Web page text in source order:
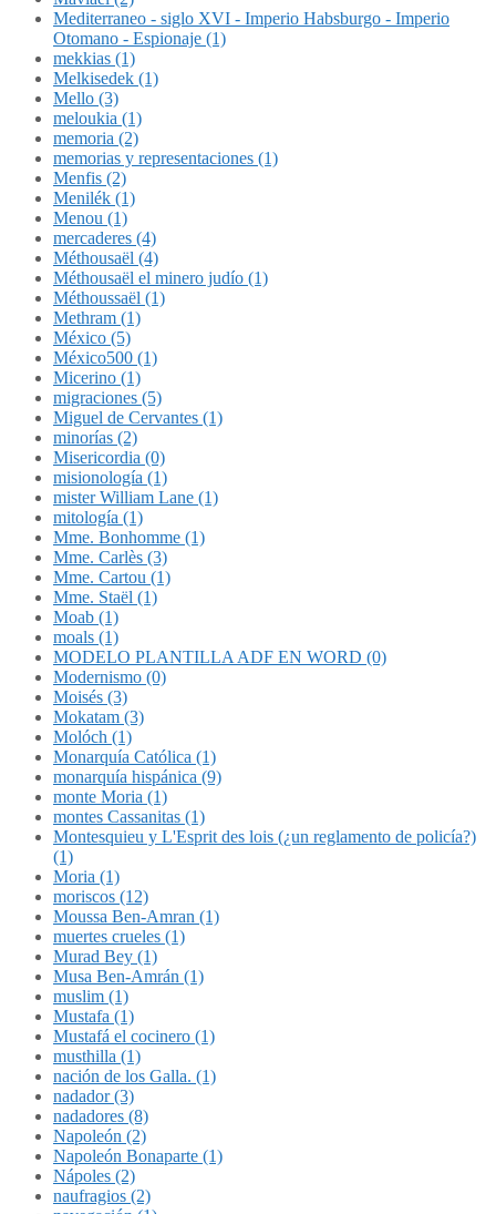
Mediterraneo - siglo XVI - Imperio Habsburgo - Imperio
Otomano - Espionaje (1)
mekkias (1)
Melkisedek (1)
Mello (3)
meloukia (1)
memoria (2)
memorias y representaciones (1)
Menfis (2)
Menilék (1)
Menou (1)
mercaderes (4)
Méthousaël (4)
Méthousaël el minero judío (1)
Méthoussaël (1)
Methram (1)
México (5)
México500 (1)
Micerino (1)
migraciones (5)
Miguel de Cervantes (1)
minorías (2)
Misericordia (0)
misionología (1)
mister William Lane (1)
mitología (1)
Mme. Bonhomme (1)
Mme. Carlès (3)
Mme. Cartou (1)
Mme. Staël (1)
Moab (1)
moals (1)
MODELO PLANTILLA ADF EN WORD (0)
Modernismo (0)
Moisés (3)
Mokatam (3)
Molóch (1)
Monarquía Católica (1)
monarquía hispánica (9)
monte Moria (1)
montes Cassanitas (1)
Montesquieu y L'Esprit des lois (¿un reglamento de policía?)
(1)
Moria (1)
moriscos (12)
Moussa Ben-Amran (1)
muertes crueles (1)
Murad Bey (1)
Musa Ben-Amrán (1)
muslim (1)
Mustafa (1)
Mustafá el cocinero (1)
musthilla (1)
nación de los Galla. (1)
nadador (3)
nadadores (8)
Napoleón (2)
Napoleón Bonaparte (1)
Nápoles (2)
naufragios (2)